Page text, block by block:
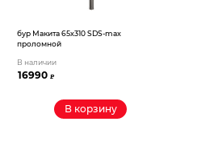
бур Макита 65х310 SDS-max
проломной
В наличии
16990₽
В корзину